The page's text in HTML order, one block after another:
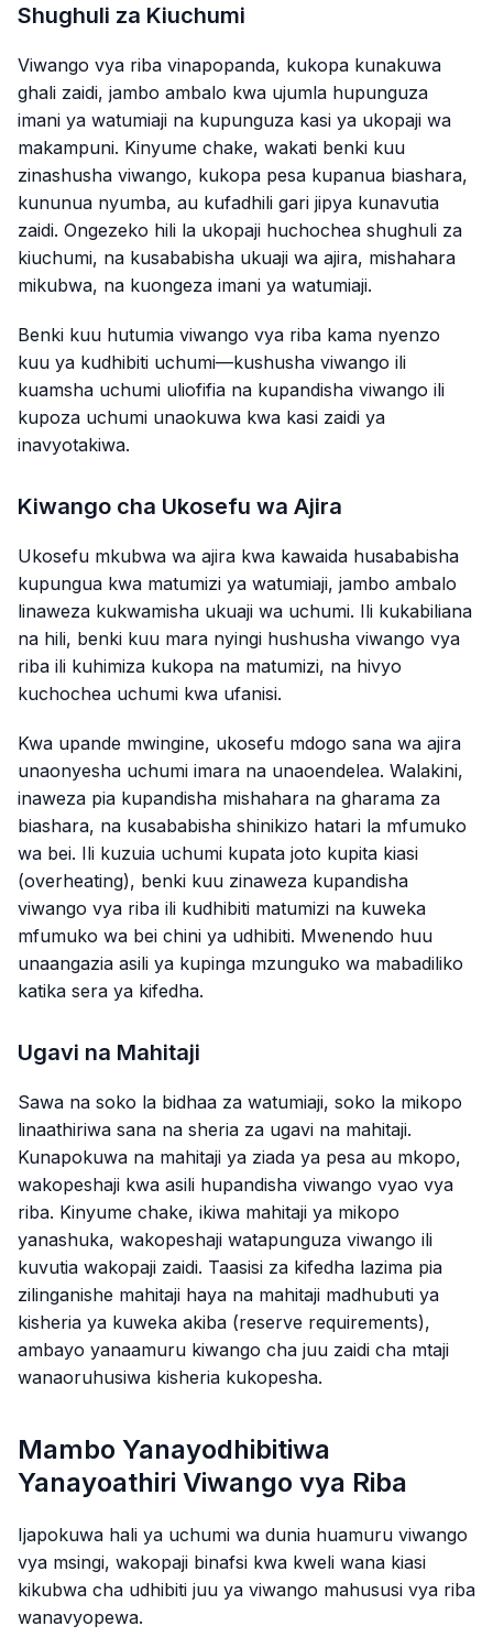
Shughuli za Kiuchumi
Viwango vya riba vinapopanda, kukopa kunakuwa
ghali zaidi, jambo ambalo kwa ujumla hupunguza
imani ya watumiaji na kupunguza kasi ya ukopaji wa
makampuni. Kinyume chake, wakati benki kuu
zinashusha viwango, kukopa pesa kupanua biashara,
kununua nyumba, au kufadhili gari jipya kunavutia
zaidi. Ongezeko hili la ukopaji huchochea shughuli za
kiuchumi, na kusababisha ukuaji wa ajira, mishahara
mikubwa, na kuongeza imani ya watumiaji.
Benki kuu hutumia viwango vya riba kama nyenzo
kuu ya kudhibiti uchumi—kushusha viwango ili
kuamsha uchumi uliofifia na kupandisha viwango ili
kupoza uchumi unaokuwa kwa kasi zaidi ya
inavyotakiwa.
Kiwango cha Ukosefu wa Ajira
Ukosefu mkubwa wa ajira kwa kawaida husababisha
kupungua kwa matumizi ya watumiaji, jambo ambalo
linaweza kukwamisha ukuaji wa uchumi. Ili kukabiliana
na hili, benki kuu mara nyingi hushusha viwango vya
riba ili kuhimiza kukopa na matumizi, na hivyo
kuchochea uchumi kwa ufanisi.
Kwa upande mwingine, ukosefu mdogo sana wa ajira
unaonyesha uchumi imara na unaoendelea. Walakini,
inaweza pia kupandisha mishahara na gharama za
biashara, na kusababisha shinikizo hatari la mfumuko
wa bei. Ili kuzuia uchumi kupata joto kupita kiasi
(overheating), benki kuu zinaweza kupandisha
viwango vya riba ili kudhibiti matumizi na kuweka
mfumuko wa bei chini ya udhibiti. Mwenendo huu
unaangazia asili ya kupinga mzunguko wa mabadiliko
katika sera ya kifedha.
Ugavi na Mahitaji
Sawa na soko la bidhaa za watumiaji, soko la mikopo
linaathiriwa sana na sheria za ugavi na mahitaji.
Kunapokuwa na mahitaji ya ziada ya pesa au mkopo,
wakopeshaji kwa asili hupandisha viwango vyao vya
riba. Kinyume chake, ikiwa mahitaji ya mikopo
yanashuka, wakopeshaji watapunguza viwango ili
kuvutia wakopaji zaidi. Taasisi za kifedha lazima pia
zilinganishe mahitaji haya na mahitaji madhubuti ya
kisheria ya kuweka akiba (reserve requirements),
ambayo yanaamuru kiwango cha juu zaidi cha mtaji
wanaoruhusiwa kisheria kukopesha.
Mambo Yanayodhibitiwa
Yanayoathiri Viwango vya Riba
Ijapokuwa hali ya uchumi wa dunia huamuru viwango
vya msingi, wakopaji binafsi kwa kweli wana kiasi
kikubwa cha udhibiti juu ya viwango mahususi vya riba
wanavyopewa.